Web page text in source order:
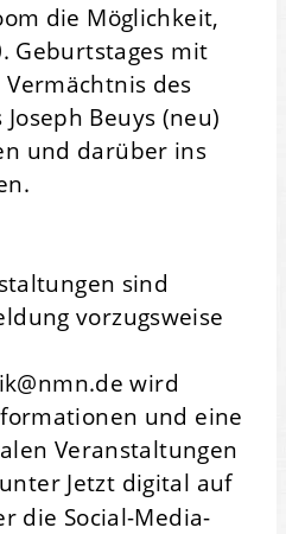
die Möglichkeit,
Geburtstages mit
des
Beuys (neu)
und darüber ins
sind
vorzugsweise
wird
und eine
Veranstaltungen
Jetzt digital auf
die Social-Media-